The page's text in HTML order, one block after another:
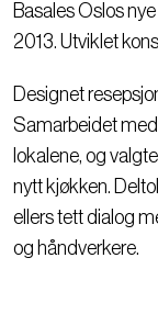
Basales Oslos
2013. Utviklet
Designet
Samarbeidet
lokalene, og
nytt kjøkken.
ellers tett dialog
og håndverkere.